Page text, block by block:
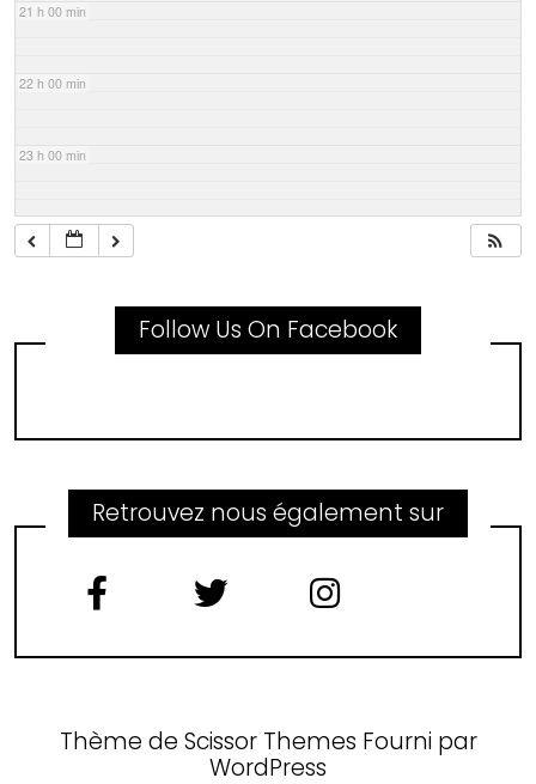
21 h 00 min
22 h 00 min
23 h 00 min
Follow Us On Facebook
Retrouvez nous également sur
Thème de Scissor Themes Fourni par
WordPress